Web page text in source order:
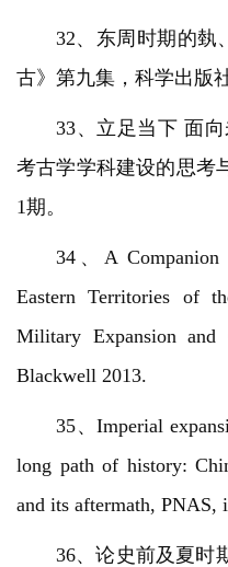
32、东周时期的
古》第九集，科学出版社
33、立足当下 面
考古学学科建设的思考
1期。
34、A Companion
Eastern Territories of
Military Expansion and
Blackwell 2013.
35、Imperial
long path of history:
and its aftermath, PNAS,
36、论史前及夏